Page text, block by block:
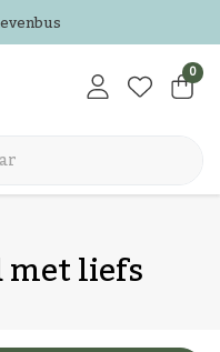
0
met liefs